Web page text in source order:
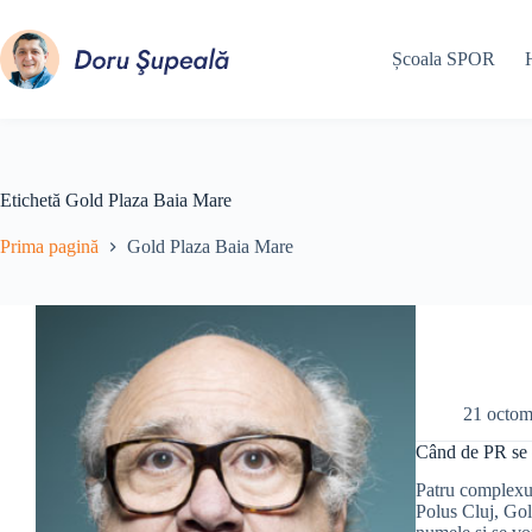
conținut
Școala SPOR
Etichetă Gold Plaza Baia Mare
Prima pagină Gold Plaza Baia Mare
21
Când de PR
Patru
Polus Cluj,